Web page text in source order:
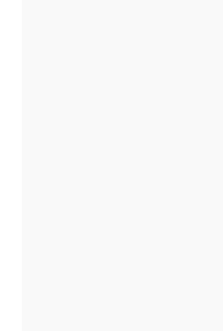
que
em